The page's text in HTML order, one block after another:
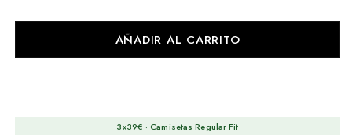
AÑADIR AL CARRITO
3x39€ · Camisetas Regular Fit